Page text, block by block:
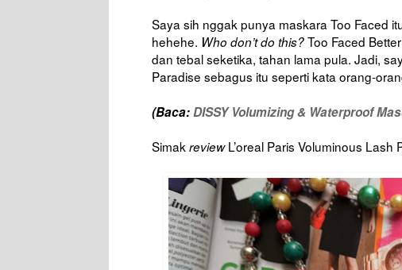
Saya sih nggak punya maskara Too Faced
hehehe. Who don’t do this?Too Faced
dan tebal seketika, tahan lama pula. Jadi,
Paradise sebagus itu seperti kata orang-
(Baca:DISSY Volumizing & Waterproof
Simak reviewL’oreal Paris Voluminous Lash